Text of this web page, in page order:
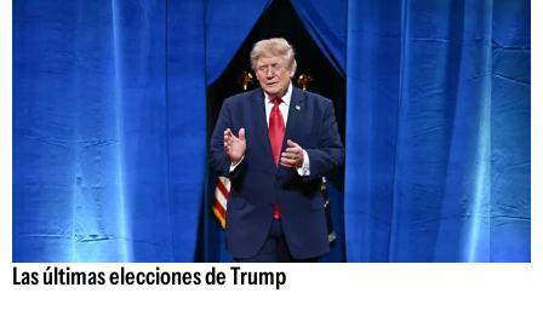
Las últimas elecciones de Trump